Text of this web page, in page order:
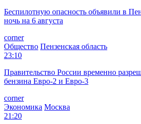
Беспилотную опасность объявили в
ночь на 6 августа
corner
Общество Пензенская область
23:10
Правительство России временно
бензина Евро-2 и Евро-3
corner
Экономика Москва
21:20